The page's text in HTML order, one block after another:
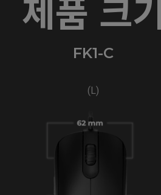
제품 크기
FK1-C
(L)